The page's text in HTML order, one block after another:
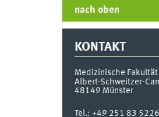
nach oben
KONTAKT
Medizinische
Albert-Schweitzer-
48149 Münster
Tel.: +49 251 83